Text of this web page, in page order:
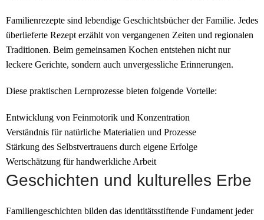
Familienrezepte sind lebendige Geschichtsbücher der Familie. Jedes
überlieferte Rezept erzählt von vergangenen Zeiten und regionalen
Traditionen. Beim gemeinsamen Kochen entstehen nicht nur
leckere Gerichte, sondern auch unvergessliche Erinnerungen.
Diese praktischen Lernprozesse bieten folgende Vorteile:
Entwicklung von Feinmotorik und Konzentration
Verständnis für natürliche Materialien und Prozesse
Stärkung des Selbstvertrauens durch eigene Erfolge
Wertschätzung für handwerkliche Arbeit
Geschichten und kulturelles Erbe
Familiengeschichten bilden das identitätsstiftende Fundament jeder